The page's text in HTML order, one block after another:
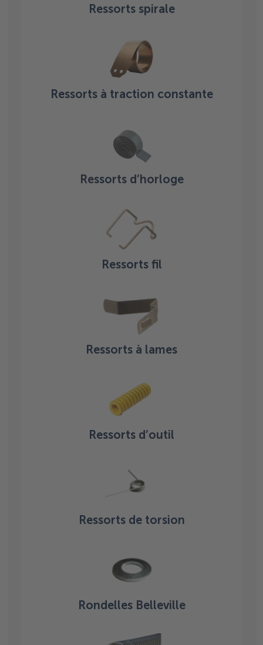
Ressorts spirale
Ressorts à traction constante
Ressorts d’horloge
Ressorts fil
Ressorts à lames
Ressorts d’outil
Ressorts de torsion
Rondelles Belleville